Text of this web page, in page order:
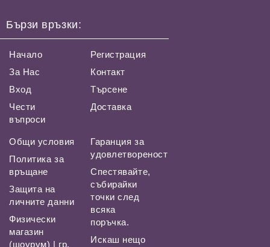
Бързи връзки:
Начало
За Нас
Вход
Чести
въпроси
Регистрация
Контакт
Търсене
Доставка
Общи условия
Политика за
връщане
Защита на
личните данни
Физически
магазин
(шоурум) | гр.
Гаранция за
удовлетвореност
Спестявайте,
събирайки
точки след
всяка
поръчка.
Искаш нещо